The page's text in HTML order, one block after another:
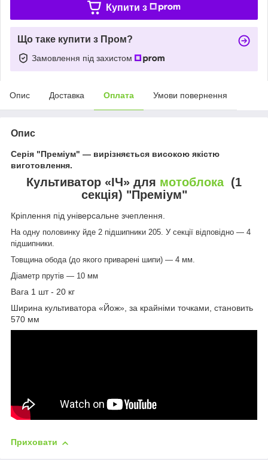
Купити з
Що таке купити з Пром?
Замовлення під захистом
Опис Доставка Оплата Умови повернення
Опис
Серія "Преміум" — вирізняється високою якістю
виготовлення.
Культиватор «ІЧ» для мотоблока(1
секція) "Преміум"
Кріплення під універсальне зчеплення.
На одну половинку йде 2 підшипники 205. У секції відповідно — 4
підшипники.
Товщина обода (до якого приварені шипи) — 4 мм.
Діаметр прутів — 10 мм
Вага 1 шт - 20 кг
Ширина культиватора «Йож», за крайніми точками, становить
570 мм
Приховати